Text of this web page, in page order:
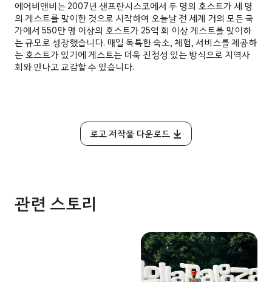
에어비앤비는 2007년 샌프란시스코에서 두 명의 호스트가 세 명
의 게스트를 맞이한 것으로 시작하여 오늘날 전 세계 거의 모든 국
가에서 550만 명 이상의 호스트가 25억 회 이상 게스트를 맞이하
는 규모로 성장했습니다. 매일 독특한 숙소, 체험, 서비스를 제공하
는 호스트가 있기에 게스트는 더욱 진정성 있는 방식으로 지역사
회와 만나고 교감할 수 있습니다.
로고 저작물 다운로드
관련 스토리